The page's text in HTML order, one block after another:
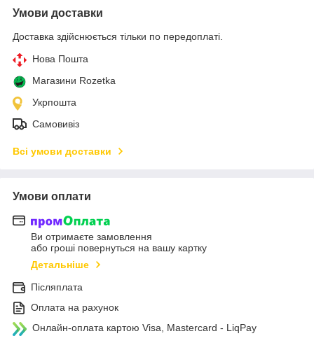
Умови доставки
Доставка здійснюється тільки по передоплаті.
Нова Пошта
Магазини Rozetka
Укрпошта
Самовивіз
Всі умови доставки
Умови оплати
Ви отримаєте замовлення
або гроші повернуться на вашу картку
Детальніше
Післяплата
Оплата на рахунок
Онлайн-оплата картою Visa, Mastercard - LiqPay